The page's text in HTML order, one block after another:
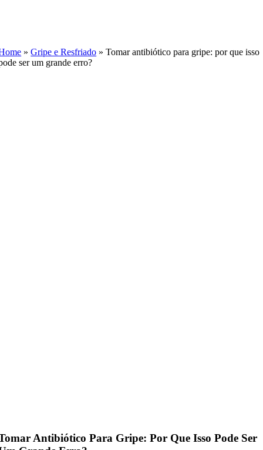
»Gripe e Resfriado »Tomar antibiótico para gripe: por que isso
ser um grande erro?
Antibiótico Para Gripe: Por Que Isso Pode Ser